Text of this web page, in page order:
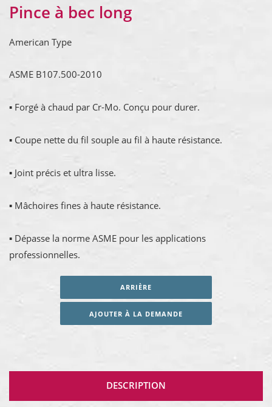
Pince à bec long
American Type
ASME B107.500-2010
▪ Forgé à chaud par Cr-Mo. Conçu pour durer.
▪ Coupe nette du fil souple au fil à haute résistance.
▪ Joint précis et ultra lisse.
▪ Mâchoires fines à haute résistance.
▪ Dépasse la norme ASME pour les applications
professionnelles.
ARRIÈRE
AJOUTER À LA DEMANDE
DESCRIPTION